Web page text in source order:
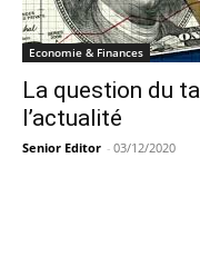
Economie & Finances
La question du
l’actualité
Senior Editor - 03/12/2020